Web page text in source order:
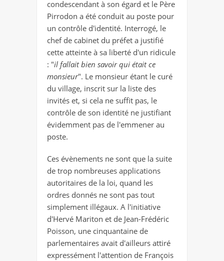
condescendant à son égard et le Père
Pirrodon a été conduit au poste pour
un contrôle d'identité. Interrogé, le
chef de cabinet du préfet a justifié
cette atteinte à sa liberté d'un ridicule
: "il fallait bien savoir qui était ce
monsieur". Le monsieur étant le curé
du village, inscrit sur la liste des
invités et, si cela ne suffit pas, le
contrôle de son identité ne justifiant
évidemment pas de l'emmener au
poste.
Ces évènements ne sont que la suite
de trop nombreuses applications
autoritaires de la loi, quand les
ordres donnés ne sont pas tout
simplement illégaux. A l'initiative
d'Hervé Mariton et de Jean-Frédéric
Poisson, une cinquantaine de
parlementaires avait d'ailleurs attiré
expressément l'attention de François